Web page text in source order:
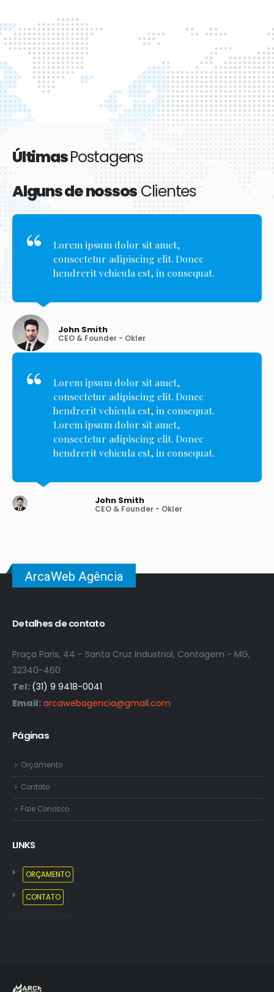
ÚltimasPostagens
Alguns de nossos Clientes
Lorem ipsum dolor sit amet,
consectetur adipiscing elit. Donec
hendrerit vehicula est, in consequat.
John Smith
CEO & Founder - Okler
Lorem ipsum dolor sit amet,
consectetur adipiscing elit. Donec
hendrerit vehicula est, in consequat.
Lorem ipsum dolor sit amet,
consectetur adipiscing elit. Donec
hendrerit vehicula est, in consequat.
John Smith
CEO & Founder - Okler
ArcaWeb Agência
Detalhes de contato
Praça Paris, 44 - Santa Cruz Industrial, Contagem - MG,
32340-460
Tel: (31) 9 9418-0041
Email: arcawebagencia@gmail.com
Páginas
Orçamento
Contato
Fale Conosco
LINKS
ORÇAMENTO
CONTATO